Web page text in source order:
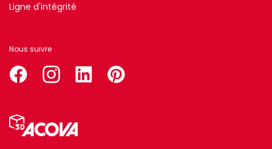
Ligne d'intégrité
Nous suivre
facebookinstagramlinkedin pinterest
Menu